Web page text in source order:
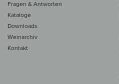
Fragen & Antworten
Kataloge
Downloads
Weinarchiv
Kontakt